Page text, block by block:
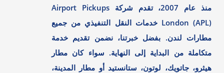
منذ عام 2007، تقدم شركة Airport Pickups
London (APL) خدمات النقل التنفيذي من جميع
مطارات لندن. بفضل خبرتنا، نضمن تقديم خدمة
متكاملة من البداية إلى النهاية. سواء كان مطار
هيثرو، جاتويك، لوتون، ستانستيد أو مطار المدينة،